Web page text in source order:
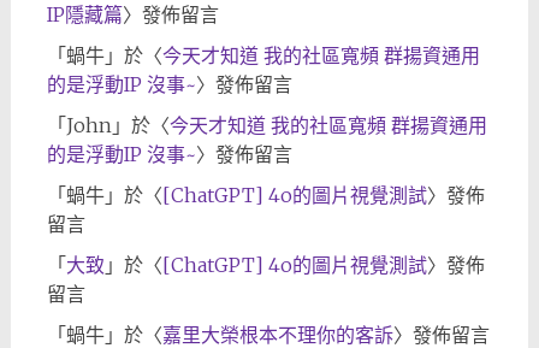
IP隱藏篇〉發佈留言
「蝸牛」於〈今天才知道 我的社區寬頻 群揚資通用
的是浮動IP 沒事~〉發佈留言
「John 」於〈今天才知道 我的社區寬頻 群揚資通用
的是浮動IP 沒事~〉發佈留言
「蝸牛」於〈[ChatGPT] 4o的圖片視覺測試〉發佈
留言
「大致 」於〈[ChatGPT] 4o的圖片視覺測試〉發佈
留言
「蝸牛」於〈嘉里大榮根本不理你的客訴〉發佈留言